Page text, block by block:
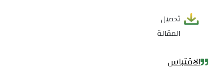
تحميل
المقالة
الاقتباس